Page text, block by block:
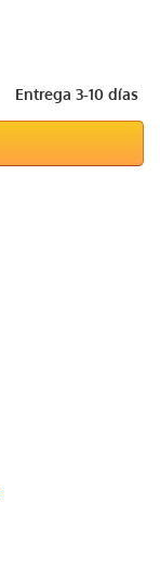
Entrega 3-10 días